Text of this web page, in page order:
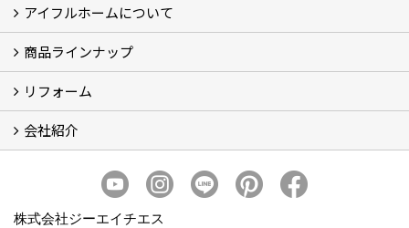
ブログ
現場レポート
アイフルホームについて
アイフルホームについて (5)
商品ラインナップ
商品ラインナップ
リフォーム
まるごと断熱リフォーム
イベント情報
施工事例
会社紹介
スタッフ紹介
個人情報保護方針
株式会社ジーエイチエス